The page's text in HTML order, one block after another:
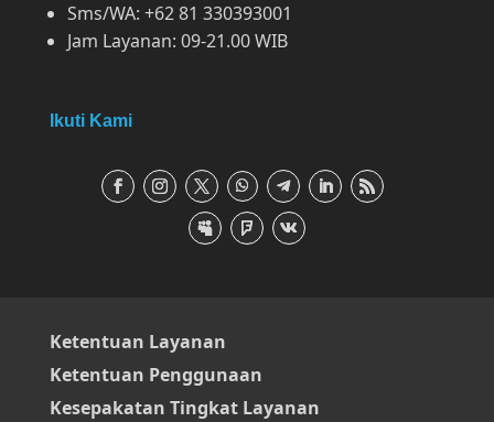
Sms/WA: +62 81 330393001
Jam Layanan: 09-21.00 WIB
Ikuti Kami
Ketentuan Layanan
Ketentuan Penggunaan
Kesepakatan Tingkat Layanan